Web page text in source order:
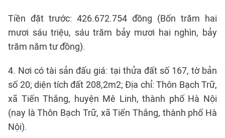
Tiền đặt trước: 426.672.754 đồng (Bốn trăm hai
mươi sáu triệu, sáu trăm bảy mươi hai nghìn, bảy
trăm năm tư đồng).
4. Nơi có tài sản đấu giá: tại thửa đất số 167, tờ bản
số 20; diện tích đất 208,2m2; Địa chỉ: Thôn Bạch Trữ,
xã Tiến Thắng, huyện Mê Linh, thành phố Hà Nội
(nay là Thôn Bạch Trữ, xã Tiến Thắng, thành phố Hà
Nội).